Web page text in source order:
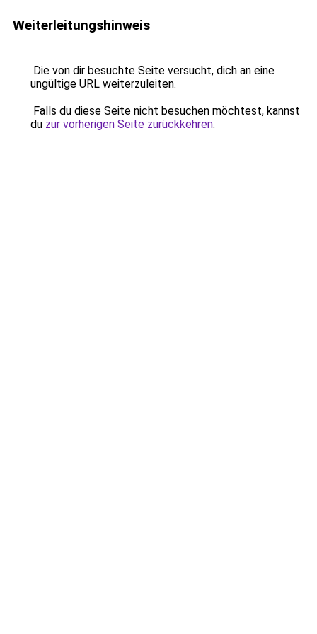
Weiterleitungshinweis
Die von dir besuchte Seite versucht, dich an eine
ungültige URL weiterzuleiten.
Falls du diese Seite nicht besuchen möchtest, kannst
du zur vorherigen Seite zurückkehren.